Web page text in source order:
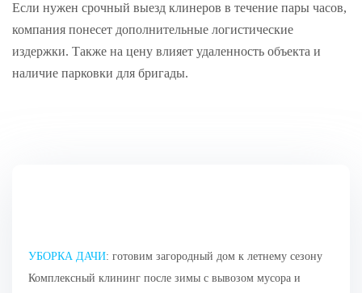
Если нужен срочный выезд клинеров в течение пары часов,
компания понесет дополнительные логистические
издержки. Также на цену влияет удаленность объекта и
наличие парковки для бригады.
УБОРКА ДАЧИ: готовим загородный дом к летнему сезону
Комплексный клининг после зимы с вывозом мусора и